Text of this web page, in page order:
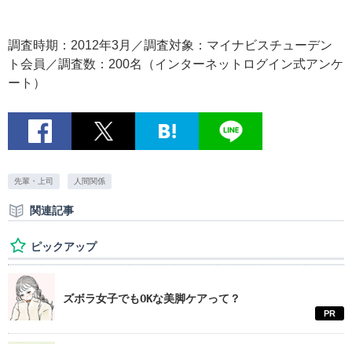
調査時期：2012年3月／調査対象：マイナビスチューデン
ト会員／調査数：200名（インターネットログイン式アンケ
ート）
先輩・上司 人間関係
関連記事
ピックアップ
ズボラ女子でもOKな美脚ケアって？
PR